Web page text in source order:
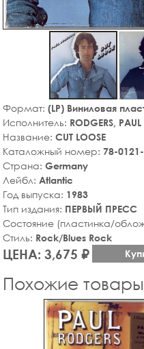
Формат: (LP) Виниловая
Исполнитель: RODGERS,
Название: CUT LOOSE
Каталожный номер: 78-
Страна: Germany
Лейбл: Atlantic
Год выпуска: 1983
Тип издания: ПЕРВЫЙ ПРЕСС
Состояние (пластинка/
Стиль: Rock/Blues Rock
ЦЕНА: 3,675 ₽
Похожие